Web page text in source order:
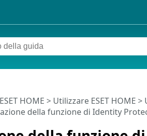
ESET HOME > Utilizzare ESET HOME >
della funzione di Identity